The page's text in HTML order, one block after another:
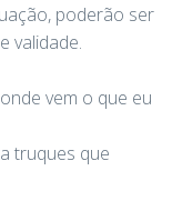
poderão ser
validade.
vem o que eu
truques que